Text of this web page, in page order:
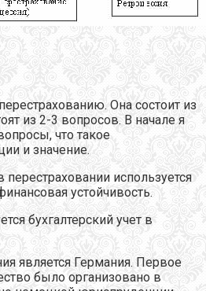
Она состоит из
из 2-3 вопросов. В начале я
что такое
и значение.
используется
устойчивость.
бухгалтерский учет в
является Германия. Первое
было организовано в